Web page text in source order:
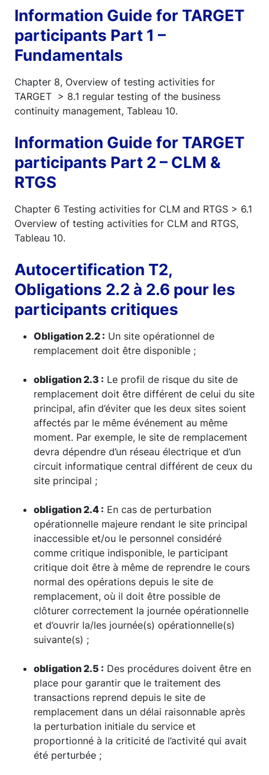
Information Guide for TARGET
participants Part 1 –
Fundamentals
Chapter 8, Overview of testing activities for
TARGET > 8.1 regular testing of the business
continuity management, Tableau 10.
Information Guide for TARGET
participants Part 2 – CLM &
RTGS
Chapter 6 Testing activities for CLM and RTGS > 6.1
Overview of testing activities for CLM and RTGS,
Tableau 10.
Autocertification T2,
Obligations 2.2 à 2.6 pour les
participants critiques
Obligation 2.2 : Un site opérationnel de
remplacement doit être disponible ;
obligation 2.3 : Le profil de risque du site de
remplacement doit être différent de celui du site
principal, afin d’éviter que les deux sites soient
affectés par le même événement au même
moment. Par exemple, le site de remplacement
devra dépendre d’un réseau électrique et d’un
circuit informatique central différent de ceux du
site principal ;
obligation 2.4 : En cas de perturbation
opérationnelle majeure rendant le site principal
inaccessible et/ou le personnel considéré
comme critique indisponible, le participant
critique doit être à même de reprendre le cours
normal des opérations depuis le site de
remplacement, où il doit être possible de
clôturer correctement la journée opérationnelle
et d’ouvrir la/les journée(s) opérationnelle(s)
suivante(s) ;
obligation 2.5 : Des procédures doivent être en
place pour garantir que le traitement des
transactions reprend depuis le site de
remplacement dans un délai raisonnable après
la perturbation initiale du service et
proportionné à la criticité de l’activité qui avait
été perturbée ;